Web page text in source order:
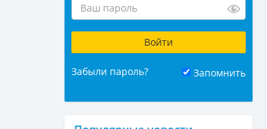
Забыли пароль? Запомнить